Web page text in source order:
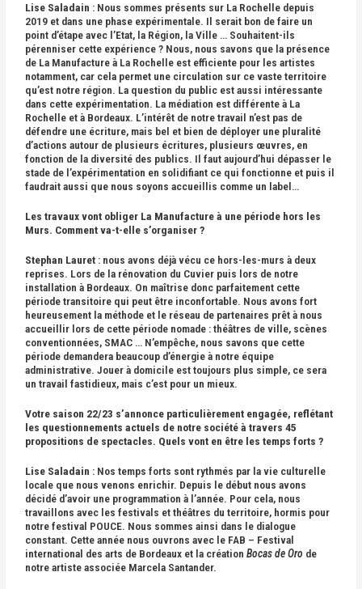
Lise Saladain : Nous sommes présents sur La Rochelle depuis
2019 et dans une phase expérimentale. Il serait bon de faire un
point d’étape avec l’Etat, la Région, la Ville … Souhaitent-ils
pérenniser cette expérience ? Nous, nous savons que la présence
de La Manufacture à La Rochelle est efficiente pour les artistes
notamment, car cela permet une circulation sur ce vaste territoire
qu’est notre région. La question du public est aussi intéressante
dans cette expérimentation. La médiation est différente à La
Rochelle et à Bordeaux. L’intérêt de notre travail n’est pas de
défendre une écriture, mais bel et bien de déployer une pluralité
d’actions autour de plusieurs écritures, plusieurs œuvres, en
fonction de la diversité des publics. Il faut aujourd’hui dépasser le
stade de l’expérimentation en solidifiant ce qui fonctionne et puis il
faudrait aussi que nous soyons accueillis comme un label…
Les travaux vont obliger La Manufacture à une période hors les
Murs. Comment va-t-elle s’organiser ?
Stephan Lauret : nous avons déjà vécu ce hors-les-murs à deux
reprises. Lors de la rénovation du Cuvier puis lors de notre
installation à Bordeaux. On maîtrise donc parfaitement cette
période transitoire qui peut être inconfortable. Nous avons fort
heureusement la méthode et le réseau de partenaires prêt à nous
accueillir lors de cette période nomade : théâtres de ville, scènes
conventionnées, SMAC … N’empêche, nous savons que cette
période demandera beaucoup d’énergie à notre équipe
administrative. Jouer à domicile est toujours plus simple, ce sera
un travail fastidieux, mais c’est pour un mieux.
Votre saison 22/23 s’annonce particulièrement engagée, reflétant
les questionnements actuels de notre société à travers 45
propositions de spectacles. Quels vont en être les temps forts ?
Lise Saladain : Nos temps forts sont rythmés par la vie culturelle
locale que nous venons enrichir. Depuis le début nous avons
décidé d’avoir une programmation à l’année. Pour cela, nous
travaillons avec les festivals et théâtres du territoire, hormis pour
notre festival POUCE. Nous sommes ainsi dans le dialogue
constant. Cette année nous ouvrons avec le FAB – Festival
international des arts de Bordeaux et la créationBocas de Oro de
notre artiste associée Marcela Santander.